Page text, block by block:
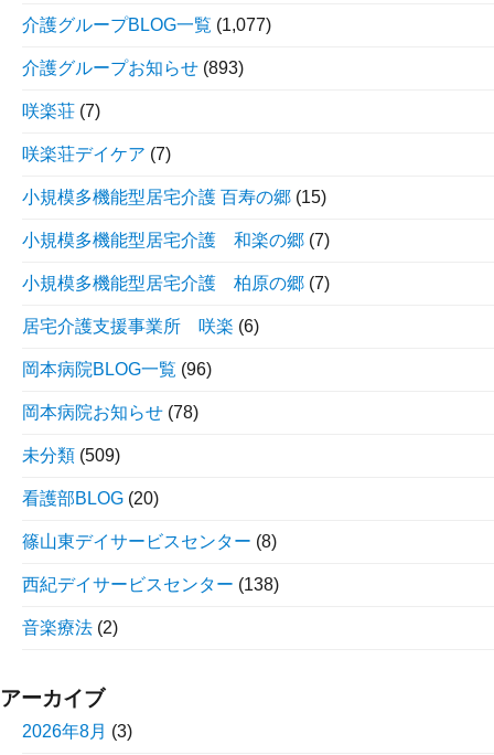
介護グループBLOG一覧 (1,077)
介護グループお知らせ (893)
咲楽荘 (7)
咲楽荘デイケア (7)
小規模多機能型居宅介護 百寿の郷 (15)
小規模多機能型居宅介護 和楽の郷 (7)
小規模多機能型居宅介護 柏原の郷 (7)
居宅介護支援事業所 咲楽 (6)
岡本病院BLOG一覧 (96)
岡本病院お知らせ (78)
未分類 (509)
看護部BLOG (20)
篠山東デイサービスセンター (8)
西紀デイサービスセンター (138)
音楽療法 (2)
アーカイブ
2026年8月 (3)